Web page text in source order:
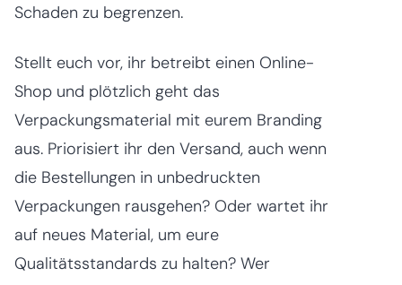
Schaden zu begrenzen.
Stellt euch vor, ihr betreibt einen Online-
Shop und plötzlich geht das
Verpackungsmaterial mit eurem Branding
aus. Priorisiert ihr den Versand, auch wenn
die Bestellungen in unbedruckten
Verpackungen rausgehen? Oder wartet ihr
auf neues Material, um eure
Qualitätsstandards zu halten? Wer